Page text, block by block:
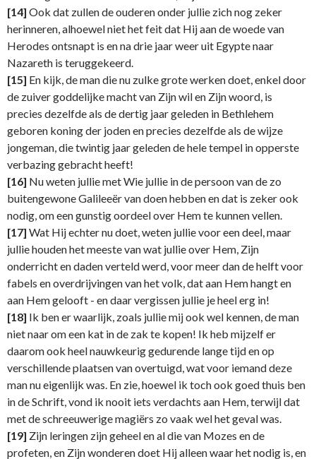
[14] Ook dat zullen de ouderen onder jullie zich nog zeker
herinneren, alhoewel niet het feit dat Hij aan de woede van
Herodes ontsnapt is en na drie jaar weer uit Egypte naar
Nazareth is teruggekeerd.
[15] En kijk, de man die nu zulke grote werken doet, enkel door
de zuiver goddelijke macht van Zijn wil en Zijn woord, is
precies dezelfde als de dertig jaar geleden in Bethlehem
geboren koning der joden en precies dezelfde als de wijze
jongeman, die twintig jaar geleden de hele tempel in opperste
verbazing gebracht heeft!
[16] Nu weten jullie met Wie jullie in de persoon van de zo
buitengewone Galileeër van doen hebben en dat is zeker ook
nodig, om een gunstig oordeel over Hem te kunnen vellen.
[17] Wat Hij echter nu doet, weten jullie voor een deel, maar
jullie houden het meeste van wat jullie over Hem, Zijn
onderricht en daden verteld werd, voor meer dan de helft voor
fabels en overdrijvingen van het volk, dat aan Hem hangt en
aan Hem gelooft - en daar vergissen jullie je heel erg in!
[18] Ik ben er waarlijk, zoals jullie mij ook wel kennen, de man
niet naar om een kat in de zak te kopen! Ik heb mijzelf er
daarom ook heel nauwkeurig gedurende lange tijd en op
verschillende plaatsen van overtuigd, wat voor iemand deze
man nu eigenlijk was. En zie, hoewel ik toch ook goed thuis ben
in de Schrift, vond ik nooit iets verdachts aan Hem, terwijl dat
met de schreeuwerige magiërs zo vaak wel het geval was.
[19] Zijn leringen zijn geheel en al die van Mozes en de
profeten, en Zijn wonderen doet Hij alleen waar het nodig is, en